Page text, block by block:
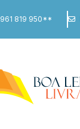
961 819 950**